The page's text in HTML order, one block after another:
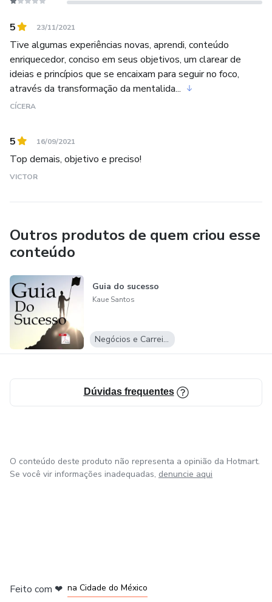
5 23/11/2021
Tive algumas experiências novas, aprendi, conteúdo
enriquecedor, conciso em seus objetivos, um clarear de
ideias e princípios que se encaixam para seguir no foco,
através da transformação da mentalida...
CÍCERA
5 16/09/2021
Top demais, objetivo e preciso!
VICTOR
Outros produtos de quem criou esse
conteúdo
Guia do sucesso
Kaue Santos
Negócios e Carreira
Dúvidas frequentes
O conteúdo deste produto não representa a opinião da Hotmart.
Se você vir informações inadequadas, denuncie aqui
Feito com ❤ na Cidade do México